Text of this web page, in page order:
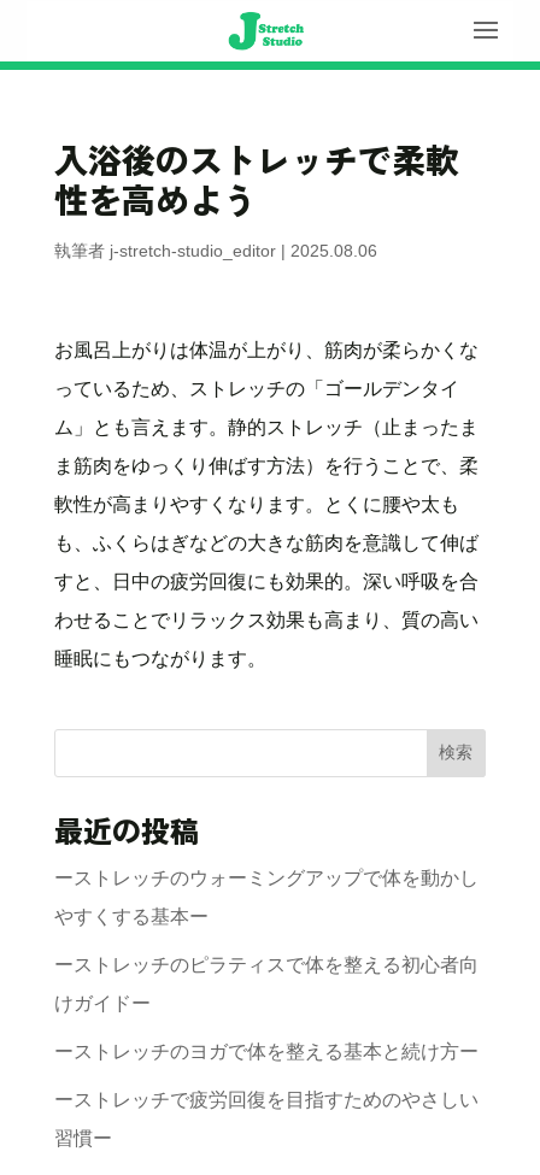
入浴後のストレッチで柔軟
性を高めよう
執筆者 j-stretch-studio_editor| 2025.08.06
お風呂上がりは体温が上がり、筋肉が柔らかくな
っているため、ストレッチの「ゴールデンタイ
ム」とも言えます。静的ストレッチ（止まったま
ま筋肉をゆっくり伸ばす方法）を行うことで、柔
軟性が高まりやすくなります。とくに腰や太も
も、ふくらはぎなどの大きな筋肉を意識して伸ば
すと、日中の疲労回復にも効果的。深い呼吸を合
わせることでリラックス効果も高まり、質の高い
睡眠にもつながります。
検索
最近の投稿
ーストレッチのウォーミングアップで体を動かし
やすくする基本ー
ーストレッチのピラティスで体を整える初心者向
けガイドー
ーストレッチのヨガで体を整える基本と続け方ー
ーストレッチで疲労回復を目指すためのやさしい
習慣ー